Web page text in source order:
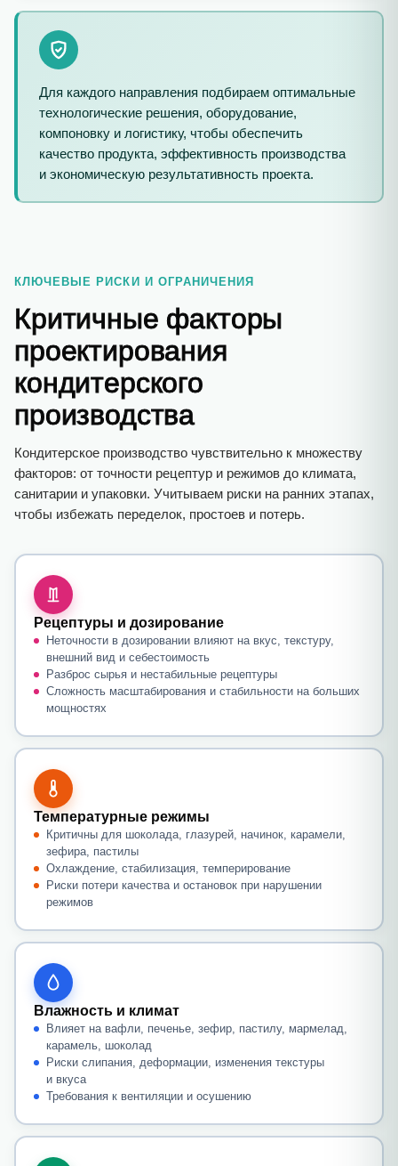
Для каждого направления подбираем оптимальные
технологические решения, оборудование,
компоновку и логистику, чтобы обеспечить
качество продукта, эффективность производства
и экономическую результативность проекта.
КЛЮЧЕВЫЕ РИСКИ И ОГРАНИЧЕНИЯ
Критичные факторы
проектирования
кондитерского
производства
Кондитерское производство чувствительно к множеству
факторов: от точности рецептур и режимов до климата,
санитарии и упаковки. Учитываем риски на ранних этапах,
чтобы избежать переделок, простоев и потерь.
Рецептуры и дозирование
Неточности в дозировании влияют на вкус, текстуру,
внешний вид и себестоимость
Разброс сырья и нестабильные рецептуры
Сложность масштабирования и стабильности на больших
мощностях
Температурные режимы
Критичны для шоколада, глазурей, начинок, карамели,
зефира, пастилы
Охлаждение, стабилизация, темперирование
Риски потери качества и остановок при нарушении
режимов
Влажность и климат
Влияет на вафли, печенье, зефир, пастилу, мармелад,
карамель, шоколад
Риски слипания, деформации, изменения текстуры
и вкуса
Требования к вентиляции и осушению